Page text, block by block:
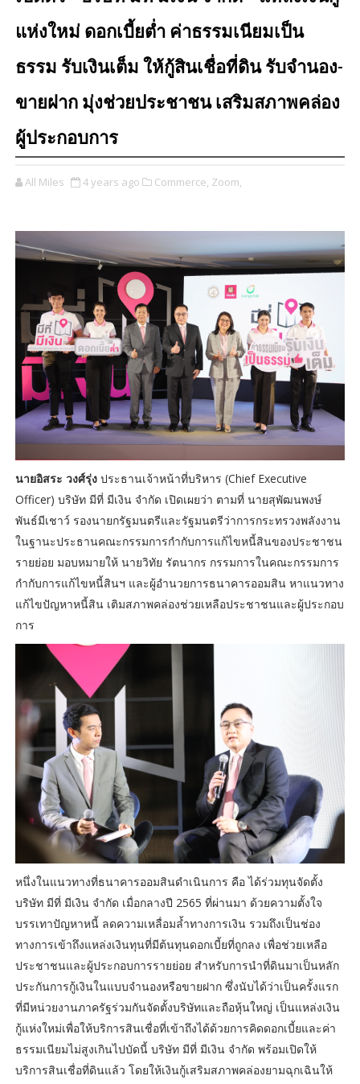
แห่งใหม่ ดอกเบี้ยต่ำ ค่าธรรมเนียมเป็น
ธรรม รับเงินเต็ม ให้กู้สินเชื่อที่ดิน รับจำนอง-
ขายฝาก มุ่งช่วยประชาชน เสริมสภาพคล่อง
ผู้ประกอบการ
All Miles 4 years ago Commerce, Zoom,
นายอิสระ วงศ์รุ่งประธานเจ้าหน้าที่บริหาร (Chief Executive
Officer) บริษัท มีที่ มีเงิน จำกัด เปิดเผยว่า ตามที่ นายสุพัฒนพงษ์
พันธ์มีเชาว์ รองนายกรัฐมนตรีและรัฐมนตรีว่าการกระทรวงพลังงาน
ในฐานะประธานคณะกรรมการกำกับการแก้ไขหนี้สินของประชาชน
รายย่อย มอบหมายให้ นายวิทัย รัตนากร กรรมการในคณะกรรมการ
กำกับการแก้ไขหนี้สินฯ และผู้อำนวยการธนาคารออมสิน หาแนวทาง
แก้ไขปัญหาหนี้สิน เติมสภาพคล่องช่วยเหลือประชาชนและผู้ประกอบ
การ
หนึ่งในแนวทางที่ธนาคารออมสินดำเนินการ คือ ได้ร่วมทุนจัดตั้ง
บริษัท มีที่ มีเงิน จำกัด เมื่อกลางปี 2565 ที่ผ่านมา ด้วยความตั้งใจ
บรรเทาปัญหาหนี้ ลดความเหลื่อมล้ำทางการเงิน รวมถึงเป็นช่อง
ทางการเข้าถึงแหล่งเงินทุนที่มีต้นทุนดอกเบี้ยที่ถูกลง เพื่อช่วยเหลือ
ประชาชนและผู้ประกอบการรายย่อย สำหรับการนำที่ดินมาเป็นหลัก
ประกันการกู้เงินในแบบจำนองหรือขายฝาก ซึ่งนับได้ว่าเป็นครั้งแรก
ที่มีหน่วยงานภาครัฐร่วมกันจัดตั้งบริษัทและถือหุ้นใหญ่ เป็นแหล่งเงิน
กู้แห่งใหม่เพื่อให้บริการสินเชื่อที่เข้าถึงได้ด้วยการคิดดอกเบี้ยและค่า
ธรรมเนียมไม่สูงเกินไปบัดนี้ บริษัท มีที่ มีเงิน จำกัด พร้อมเปิดให้
บริการสินเชื่อที่ดินแล้ว โดยให้เงินกู้เสริมสภาพคล่องยามฉุกเฉินให้